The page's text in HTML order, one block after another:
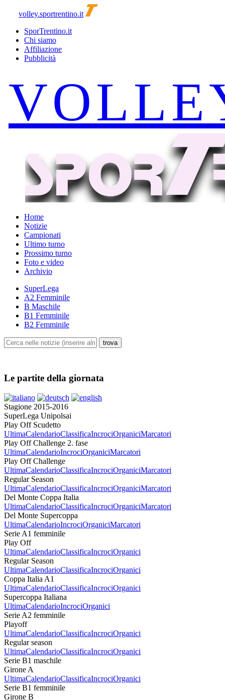
volley.sportrentino.it
SporTrentino.it
Chi siamo
Affiliazione
Pubblicità
Home
Notizie
Campionati
Ultimo turno
Prossimo turno
Foto e video
Archivio
SuperLega
A2 Femminile
B Maschile
B1 Femminile
B2 Femminile
Le partite della giornata
Stagione 2015-2016
SuperLega Unipolsai
Play Off Scudetto
UltimaCalendarioClassificaIncrociOrganiciMarcatori
Play Off Challenge 2. fase
UltimaCalendarioIncrociOrganiciMarcatori
Play Off Challenge
UltimaCalendarioClassificaIncrociOrganiciMarcatori
Regular Season
UltimaCalendarioClassificaIncrociOrganiciMarcatori
Del Monte Coppa Italia
UltimaCalendarioClassificaIncrociOrganiciMarcatori
Del Monte Supercoppa
UltimaCalendarioIncrociOrganiciMarcatori
Serie A1 femminile
Play Off
UltimaCalendarioClassificaIncrociOrganici
Regular Season
UltimaCalendarioClassificaIncrociOrganici
Coppa Italia A1
UltimaCalendarioClassificaIncrociOrganici
Supercoppa Italiana
UltimaCalendarioIncrociOrganici
Serie A2 femminile
Playoff
UltimaCalendarioClassificaIncrociOrganici
Regular season
UltimaCalendarioClassificaIncrociOrganici
Serie B1 maschile
Girone A
UltimaCalendarioClassificaIncrociOrganici
Serie B1 femminile
Girone B